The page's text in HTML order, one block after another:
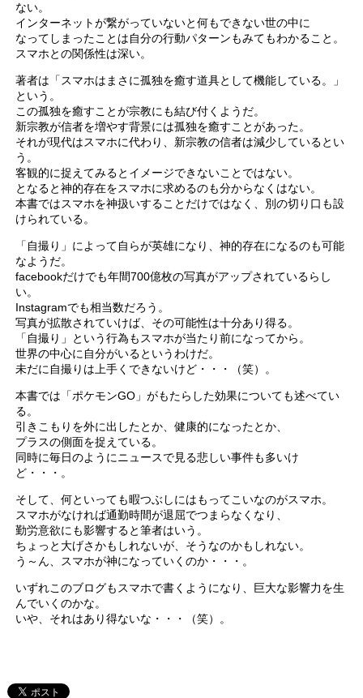
ない。
インターネットが繋がっていないと何もできない世の中に
なってしまったことは自分の行動パターンもみてもわかること。
スマホとの関係性は深い。
著者は「スマホはまさに孤独を癒す道具として機能している。」
という。
この孤独を癒すことが宗教にも結び付くようだ。
新宗教が信者を増やす背景には孤独を癒すことがあった。
それが現代はスマホに代わり、新宗教の信者は減少しているとい
う。
客観的に捉えてみるとイメージできないことではない。
となると神的存在をスマホに求めるのも分からなくはない。
本書ではスマホを神扱いすることだけではなく、別の切り口も設
けられている。
「自撮り」によって自らが英雄になり、神的存在になるのも可能
なようだ。
facebookだけでも年間700億枚の写真がアップされているらし
い。
Instagramでも相当数だろう。
写真が拡散されていけば、その可能性は十分あり得る。
「自撮り」という行為もスマホが当たり前になってから。
世界の中心に自分がいるというわけだ。
未だに自撮りは上手くできないけど・・・（笑）。
本書では「ポケモンGO」がもたらした効果についても述べてい
る。
引きこもりを外に出したとか、健康的になったとか、
プラスの側面を捉えている。
同時に毎日のようにニュースで見る悲しい事件も多いけ
ど・・・。
そして、何といっても暇つぶしにはもってこいなのがスマホ。
スマホがなければ通勤時間が退屈でつまらなくなり、
勤労意欲にも影響すると筆者はいう。
ちょっと大げさかもしれないが、そうなのかもしれない。
う～ん、スマホが神になっていくのか・・・。
いずれこのブログもスマホで書くようになり、巨大な影響力を生
んでいくのかな。
いや、それはあり得ないな・・・（笑）。